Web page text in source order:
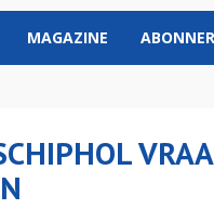
MAGAZINE